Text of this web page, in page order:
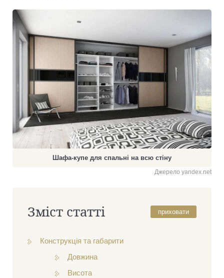
Шафа-купе для спальні на всю стіну
Джерело yandex.net
Зміст статті приховати
Конструкція та габарити
Довжина
Висота